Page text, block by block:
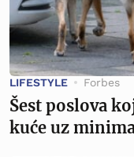
LIFESTYLE Forbes
Šest poslova
kuće uz